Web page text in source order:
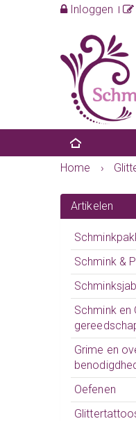
Inloggen
Home
›
Artikelen
Schmink &
Schmink en
Grime en
Oefenen